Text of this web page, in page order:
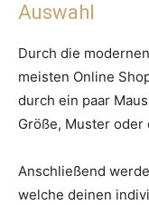
Auswahl
Durch die
meisten Online
durch ein paar
Größe, Muster oder
Anschließend
welche deinen